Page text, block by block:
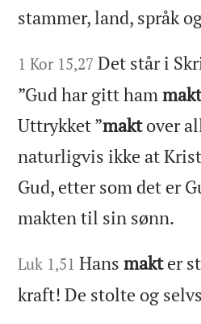
stammer, land, språk
1 Kor 15,27 Det står i
”Gud har gitt ham
Uttrykket ”maktover
naturligvis ikke at
Gud, etter som det er
makten til sin sønn.
Luk 1,51 Hansmakter
kraft! De stolte og